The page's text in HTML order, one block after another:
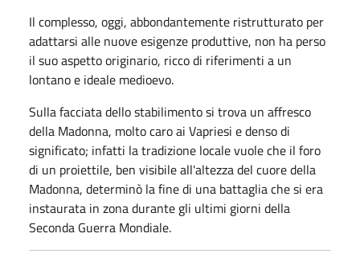
Il complesso, oggi, abbondantemente ristrutturato per
adattarsi alle nuove esigenze produttive, non ha perso
il suo aspetto originario, ricco di riferimenti a un
lontano e ideale medioevo.
Sulla facciata dello stabilimento si trova un affresco
della Madonna, molto caro ai Vapriesi e denso di
significato; infatti la tradizione locale vuole che il foro
di un proiettile, ben visibile all'altezza del cuore della
Madonna, determinò la fine di una battaglia che si era
instaurata in zona durante gli ultimi giorni della
Seconda Guerra Mondiale.